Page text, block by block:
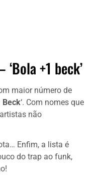
+1 beck’
maior número de
Beck‘. Com nomes que
não
Enfim, a lista é
do trap ao funk,